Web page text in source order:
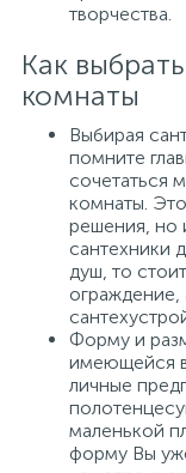
творчества.
Как
комнаты
Выбирая
помните
сочетаться
комнаты.
решения, но
сантехники
душ, то
ограждение,
Форму и
имеющейся
личные
маленькой
форму Вы